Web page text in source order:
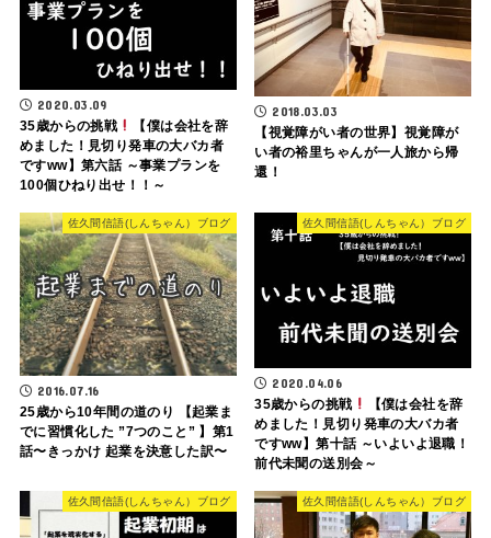
2020.03.09
35歳からの挑戦
【僕は会社を辞
めました！見切り発車の大バカ者
ですww】第六話 ～事業プランを
100個ひねり出せ！！～
2018.03.03
【視覚障がい者の世界】視覚障が
い者の裕里ちゃんが一人旅から帰
還！
佐久間信語(しんちゃん）ブログ
2016.07.16
25歳から10年間の道のり 【起業ま
でに習慣化した ”7つのこと” 】第1
話〜きっかけ 起業を決意した訳〜
佐久間信語(しんちゃん）ブログ
2020.04.06
35歳からの挑戦
【僕は会社を辞
めました！見切り発車の大バカ者
ですww】第十話 ～いよいよ退職！
前代未聞の送別会～
佐久間信語(しんちゃん）ブログ 佐久間信語(しんちゃん）ブログ